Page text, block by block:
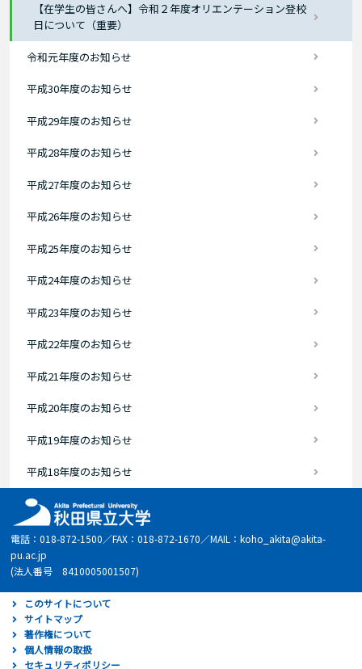
【在学生の皆さんへ】令和２年度オリエンテーション登校
日について（重要）
令和元年度のお知らせ
平成30年度のお知らせ
平成29年度のお知らせ
平成28年度のお知らせ
平成27年度のお知らせ
平成26年度のお知らせ
平成25年度のお知らせ
平成24年度のお知らせ
平成23年度のお知らせ
平成22年度のお知らせ
平成21年度のお知らせ
平成20年度のお知らせ
平成19年度のお知らせ
平成18年度のお知らせ
電話：018-872-1500／FAX：018-872-1670／MAIL：koho_akita@akita-
pu.ac.jp
(法人番号 8410005001507)
このサイトについて
サイトマップ
著作権について
個人情報の取扱
セキュリティポリシー